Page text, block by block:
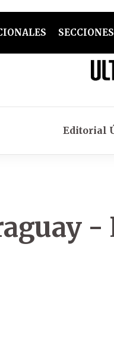
SECCIONES
Editorial
-